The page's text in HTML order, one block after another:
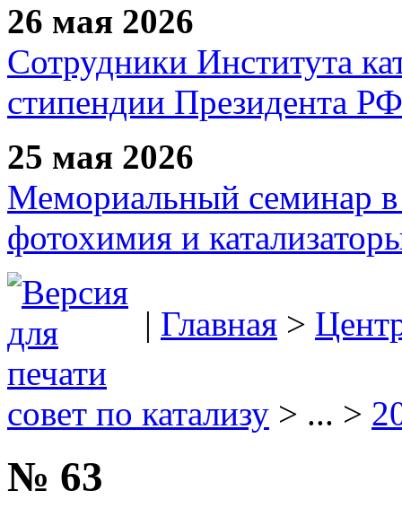
26 мая 2026
Сотрудники Института
стипендии Президента РФ
25 мая 2026
Мемориальный семинар в
фотохимия и
| Главная >
совет по катализу > ... >
№ 63